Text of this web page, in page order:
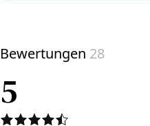
Bewertungen 28
5